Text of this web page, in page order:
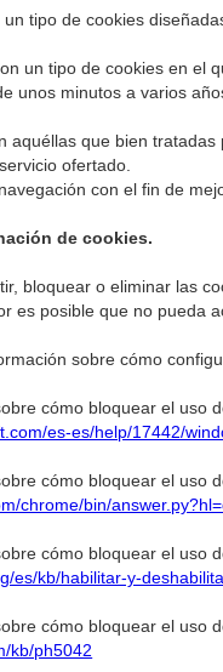
tipo de cookies
un tipo de cookies en el
unos minutos a varios
aquéllas que bien
ofertado.
con el fin de
de cookies.
bloquear o eliminar las
es posible que no pueda
sobre cómo
cómo bloquear el uso
es-es/help/17442/
cómo bloquear el uso
chrome/bin/
cómo bloquear el uso
es/kb/habilitar-y-
cómo bloquear el uso
kb/ph5042